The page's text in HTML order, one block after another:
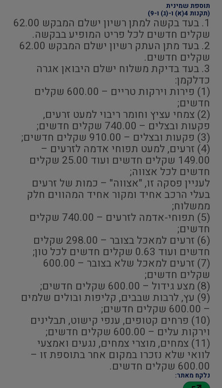
תוספת שמינית
(תקנות 4(א) ו-(ג) ו-9)
1. בעד בקשה למתן רשיון ישלם המבקש 62.00
שקלים חדשים לכל פריט המופיע בבקשה.
2. בעד מתן העתק רשיון ישלם המבקש 62.00
שקלים חדשים.
3. בעד בדיקת משלוח ישלם היבואן אגרה
כדלקמן:
(1) פירות וירקות טריים – 600.00 שקלים
חדשים;
(2) צמחי עציץ וחומר ריבוי למעט זרעים,
פקעות ובצלים – 740.00 שקלים חדשים;
(3) פקעות ובצלים – 910.00 שקלים חדשים;
(4) זרעים, למעט תפוחי אדמה לזרעים –
149.00 שקלים חדשים ועוד 25.00 שקלים
חדשים לכל אצווה;
לעניין פסקה זו, "אצווה" – כמות של זרעים
בעלי הרכב אחיד ומקור אחיד המהווים חלק
ממשלוח;
(5) תפוחי-אדמה לזרעים – 740.00 שקלים
חדשים;
(6) זרעים למאכל בצובר – 298.00 שקלים
חדשים ועוד 0.63 שקלים חדשים לכל טון;
(7) זרעים למאכל שלא בצובר – 600.00
שקלים חדשים;
(8) מצע גידול – 600.00 שקלים חדשים;
(9) עץ, לרבות שבבים, קליפות ובולים שלמים
– 600.00 שקלים חדשים;
(10) פרחים קטופים, ענפי קישוט, תבלינים
וירקות עלים – 600.00 שקלים חדשים;
(11) צמחים, מוצרי צמחים, נגעים ואמצעי
לוואי שלא נזכרו במקום אחר בתוספת זו –
600.00 שקלים חדשים.
נלקח מאתר: